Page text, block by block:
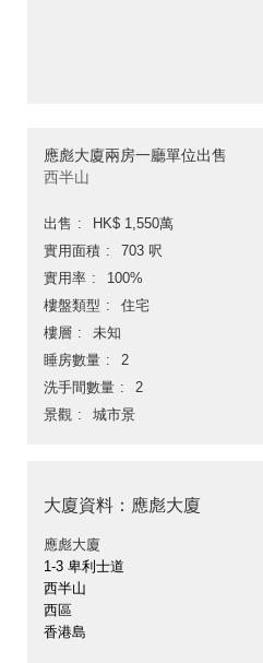
應彪大廈兩房一廳單位出售
西半山
出售
HK$ 1,550萬
實用面積
703 呎
實用率
100%
樓盤類型
住宅
樓層
未知
睡房數量
2
洗手間數量
2
景觀
城市景
大廈資料：應彪大廈
應彪大廈
1-3 卑利士道
西半山
西區
香港島